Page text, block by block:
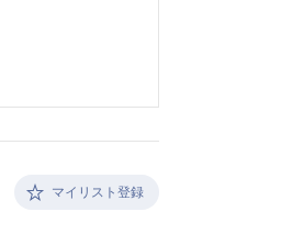
マイリスト登録